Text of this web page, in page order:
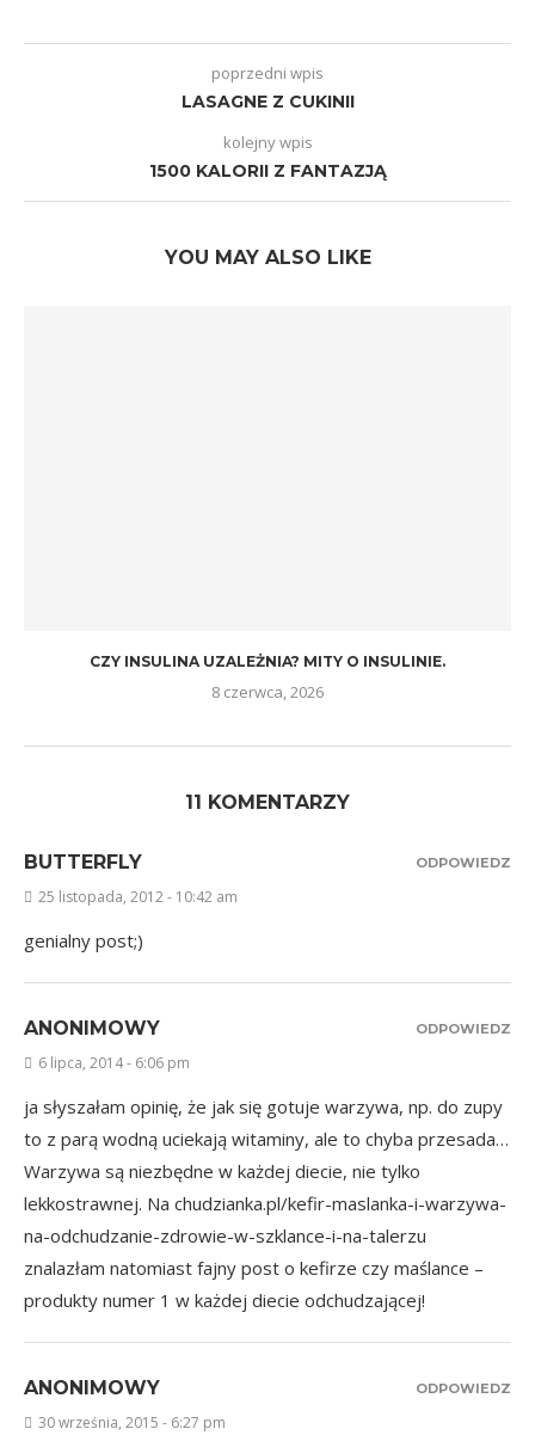
poprzedni wpis
LASAGNE Z CUKINII
kolejny wpis
1500 KALORII Z FANTAZJĄ
YOU MAY ALSO LIKE
CZY INSULINA UZALEŻNIA? MITY O INSULINIE.
8 czerwca, 2026
11 KOMENTARZY
BUTTERFLY
25 listopada, 2012 - 10:42 am
genialny post;)
ODPOWIEDZ
ANONIMOWY
6 lipca, 2014 - 6:06 pm
ja słyszałam opinię, że jak się gotuje warzywa, np. do zupy
to z parą wodną uciekają witaminy, ale to chyba przesada…
Warzywa są niezbędne w każdej diecie, nie tylko
lekkostrawnej. Na chudzianka.pl/kefir-maslanka-i-warzywa-
na-odchudzanie-zdrowie-w-szklance-i-na-talerzu
znalazłam natomiast fajny post o kefirze czy maślance –
produkty numer 1 w każdej diecie odchudzającej!
ODPOWIEDZ
ANONIMOWY
30 września, 2015 - 6:27 pm
ODPOWIEDZ